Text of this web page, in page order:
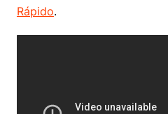
Rápido.